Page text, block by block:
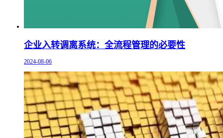
企业入转调离系统：全流程管理的必要性
2024-08-06